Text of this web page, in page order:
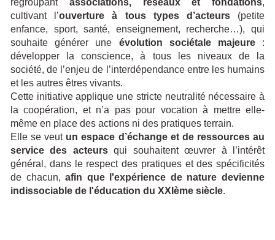
cultivant l’ouverture à tous types d’acteurs(petite
enfance, sport, santé, enseignement, recherche…), qui
souhaite générer une évolution sociétale majeure:
développer la conscience, à tous les niveaux de la
société, de l’enjeu de l’interdépendance entre les humains
et les autres êtres vivants.
Cette initiative applique une stricte neutralité nécessaire à
la coopération, et n’a pas pour vocation à mettre elle-
même en place des actions ni des pratiques terrain.
Elle se veut un espace d’échange et de ressources au
service des acteursqui souhaitent œuvrer à l’intérêt
général, dans le respect des pratiques et des spécificités
de chacun,afin que l'expérience de nature devienne
indissociable de l'éducation du XXIème siècle.